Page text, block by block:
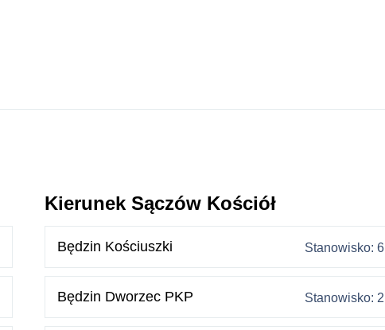
Kierunek Sączów Kościół
Będzin Kościuszki Stanowisko: 6
Będzin Dworzec PKP Stanowisko: 2